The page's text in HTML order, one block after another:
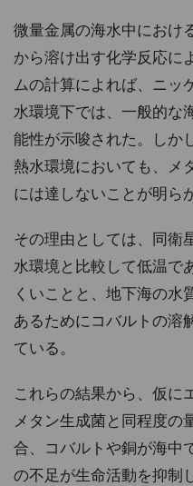
微量金属の海水中におけ
から溶け出す化学反応に
ムの計算によれば、ニッ
水環境下では、一般的な
能性が示唆された。しか
熱水環境においても、メ
には達しないことが明ら
その理由としては、同衛
水環境と比較して低温で
くいことと、地下海の水
あるためにコバルトの溶
ている。
これらの結果から、仮に
メタン生成菌と同程度の
合、コバルトや銅が海中
の不足が生命活動を抑制